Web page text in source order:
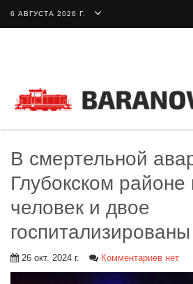
6 АВГУСТА 2026 Г.
В смертельной
Глубокском районе
человек и двое
госпитализированы
26 окт. 2024 г. Комментариев нет